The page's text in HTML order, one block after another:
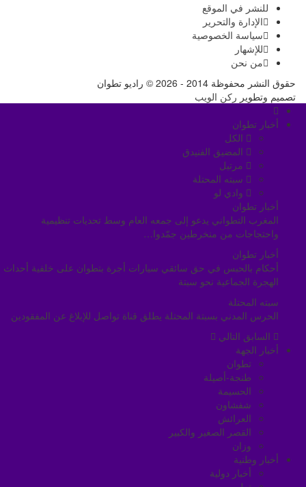
للنشر في الموقع
الإدارة والتحرير
سياسة الخصوصية
للإشهار
من نحن
حقوق النشر محفوظة 2014 - 2026 © راديو تطوان
تصميم وتطوير ركن الويب
أخبار تطوان
الكل
المضيق الفنيدق
مرتيل
سبته المحتلة
وادي لو
أخبار تطوان
المغرب التطواني يدعو إلى جمعه العام وسط تحديات تنظيمية
واحتجاجات من منخرطين جمّدوا…
أخبار تطوان
أحكام بالحبس في حق سائقي سيارات أجرة بتطوان على خلفية أحداث
الهجرة الجماعية نحو سبتة
سبته المحتلة
الحرس المدني بسبتة المحتلة يطلق قناة تواصل للإبلاغ عن المفقودين
السابق التالي
أخبار الجهة
تطوان
طنجة-أصيلة
الحسيمة
شفشاون
العرائش
القصر الصغير والكبير
وزان
أخبار وطنية
أخبار دولية